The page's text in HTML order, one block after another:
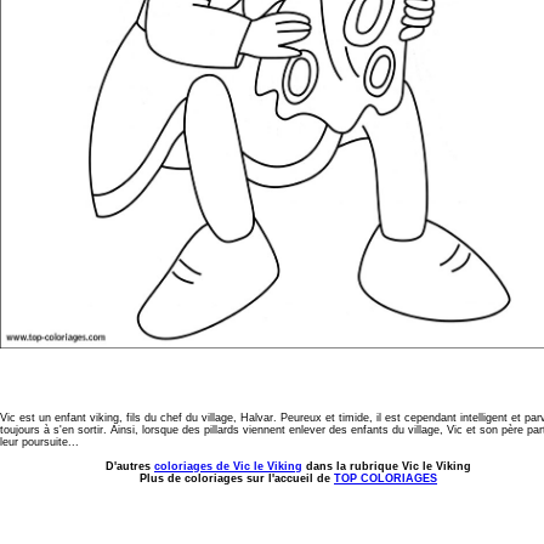
Vic est un enfant viking, fils du chef du village, Halvar. Peureux et timide, il est cependant intelligent et
toujours à s'en sortir. Ainsi, lorsque des pillards viennent enlever des enfants du village, Vic et son père
leur poursuite...
D'autres coloriages de Vic le Viking dans la rubrique Vic le Viking
Plus de coloriages sur l'accueil de TOP COLORIAGES